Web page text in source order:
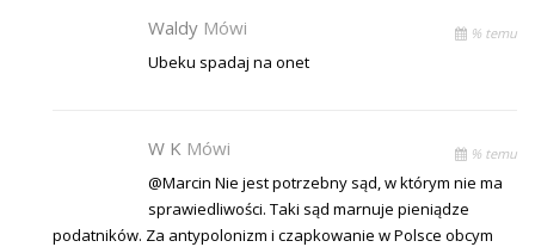
Waldy Mówi % temu
Ubeku spadaj na onet
W K Mówi % temu
@Marcin Nie jest potrzebny sąd, w którym nie ma
sprawiedliwości. Taki sąd marnuje pieniądze
podatników. Za antypolonizm i czapkowanie w Polsce obcym